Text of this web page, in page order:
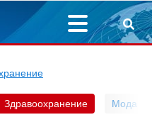
Здравоохранение Мода